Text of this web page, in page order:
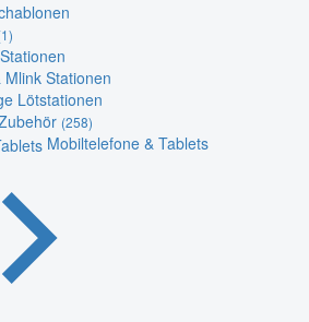
Mlink Stationen
Lötstationen
(258)
Mobiltelefone & Tablets